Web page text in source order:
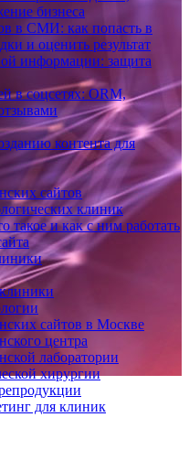
бизнеса
в СМИ: как попасть в
и оценить результат
информации: защита
в соцсетях: ORM,
контента для
сайтов
клиник
такое и как с ним работать
сайтов в Москве
центра
лаборатории
хирургии
для клиник